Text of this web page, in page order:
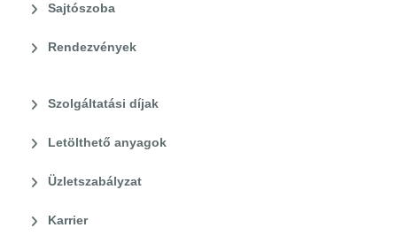
Sajtószoba
Rendezvények
Szolgáltatási díjak
Letölthető anyagok
Üzletszabályzat
Karrier